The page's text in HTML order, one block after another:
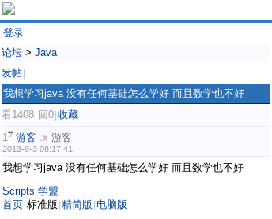
登录
论坛 > Java
发帖
我想学习java 没有任何基础怎么学好 而且数学也不好
看1408 回0 收藏
1# 游客 .x 游客
2013-6-3 08:17:41
我想学习java 没有任何基础怎么学好 而且数学也不好
Scripts 学盟
首页 标准版 精简版 电脑版